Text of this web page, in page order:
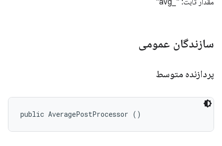
مقدار ثابت: "_avg"
سازندگان عمومی
پردازنده متوسط
public AveragePostProcessor ()